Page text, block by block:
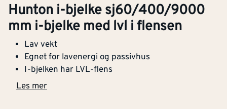
Hunton i-bjelke sj60/400/9000
mm i-bjelke med lvl i flensen
Lav vekt
Egnet for lavenergi og passivhus
I-bjelken har LVL-flens
Les mer